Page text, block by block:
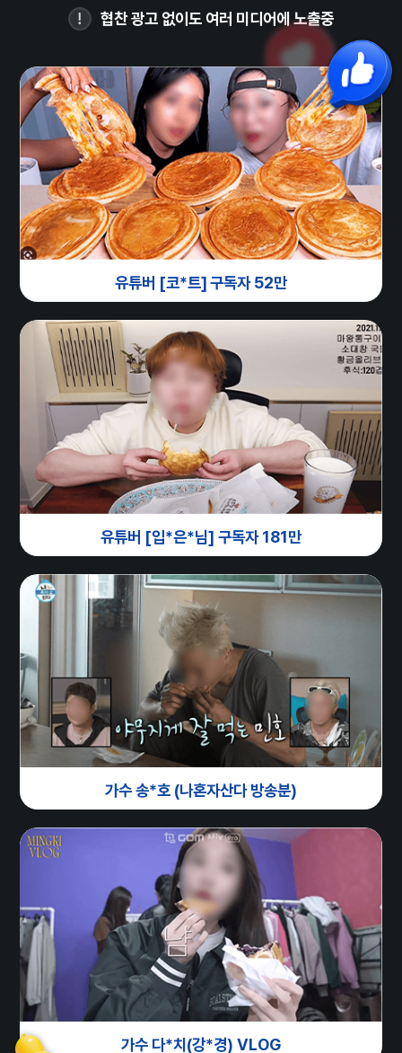
협찬 광고 없이도 여러 미디어에 노출중
유튜버 [코*트] 구독자 52만
유튜버 [입*은*님] 구독자 181만
가수 송*호 (나혼자산다 방송분)
가수 다*치(강*경) VLOG